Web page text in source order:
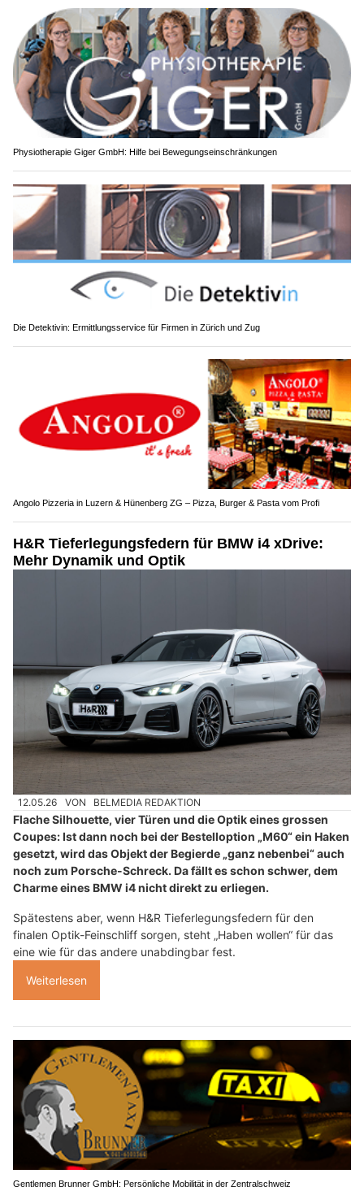
Physiotherapie Giger GmbH: Hilfe bei Bewegungseinschränkungen
Die Detektivin: Ermittlungsservice für Firmen in Zürich und Zug
Angolo Pizzeria in Luzern & Hünenberg ZG – Pizza, Burger & Pasta vom Profi
H&R Tieferlegungsfedern für BMW i4 xDrive:
Mehr Dynamik und Optik
12.05.26 VON BELMEDIA REDAKTION
Flache Silhouette, vier Türen und die Optik eines grossen
Coupes: Ist dann noch bei der Bestelloption „M60“ ein Haken
gesetzt, wird das Objekt der Begierde „ganz nebenbei“ auch
noch zum Porsche-Schreck. Da fällt es schon schwer, dem
Charme eines BMW i4 nicht direkt zu erliegen.
Spätestens aber, wenn H&R Tieferlegungsfedern für den
finalen Optik-Feinschliff sorgen, steht „Haben wollen“ für das
eine wie für das andere unabdingbar fest.
Weiterlesen
Gentlemen Brunner GmbH: Persönliche Mobilität in der Zentralschweiz